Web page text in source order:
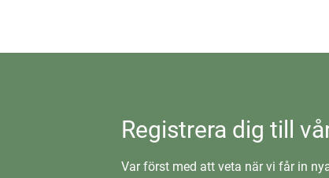
Registrera dig till
Var först med att veta när vi får in